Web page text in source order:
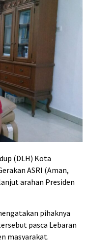
(DLH) Kota
ASRI (Aman,
arahan Presiden
pihaknya
pasca Lebaran
masyarakat.